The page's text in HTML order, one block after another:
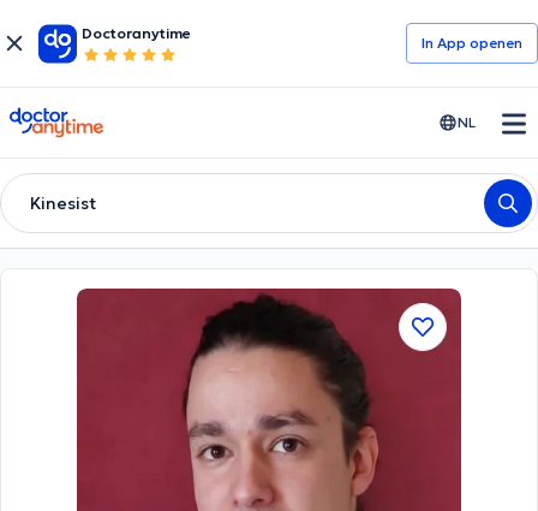
Doctoranytime
In App openen
doctoranytime NL
Kinesist